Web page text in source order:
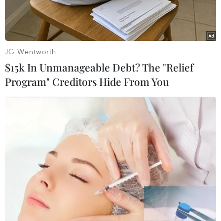
tới).
Cầu Trường Tiền lung linh về đêm dưới hiệu ứng chiếu sáng từ
hệ thống đèn Led mới. (Ảnh: Hồ Cầu/TTXVN)
Ông Nguyễn Văn Thành, Chủ tịch Ủy ban Nhân
dân thành phố Huế cho biết, từ ngày 21/4 tới,
thành phố Huế đưa hệ thống chiếu sáng nghệ
JG Wentworth
$15k In Unmanageable Debt? The "Relief
Program" Creditors Hide From You